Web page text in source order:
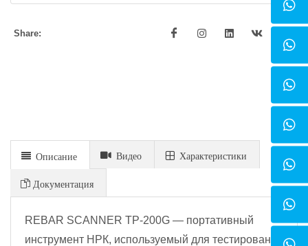
Share:
Описание Видео Xарактеристики
Документация
REBAR SCANNER TP-200G — портативный
инструмент НРК, используемый для тестирования